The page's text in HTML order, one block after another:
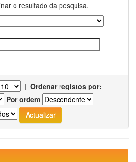
o resultado da pesquisa.
| Ordenar registos por:
Por ordem